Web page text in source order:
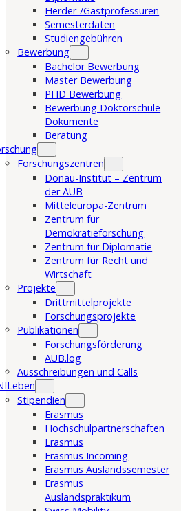
Herder-/Gastprofessuren
Semesterdaten
Studiengebühren
Bewerbung
Bachelor Bewerbung
Master Bewerbung
PHD Bewerbung
Bewerbung Doktorschule
Dokumente
Beratung
Forschungszentren
Donau-Institut – Zentrum
der AUB
Mitteleuropa-Zentrum
Zentrum für
Demokratieforschung
Zentrum für Diplomatie
Zentrum für Recht und
Wirtschaft
Projekte
Drittmittelprojekte
Forschungsprojekte
Publikationen
Forschungsförderung
AUB.log
Ausschreibungen und Calls
Stipendien
Erasmus
Hochschulpartnerschaften
Erasmus
Erasmus Incoming
Erasmus Auslandssemester
Erasmus
Auslandspraktikum